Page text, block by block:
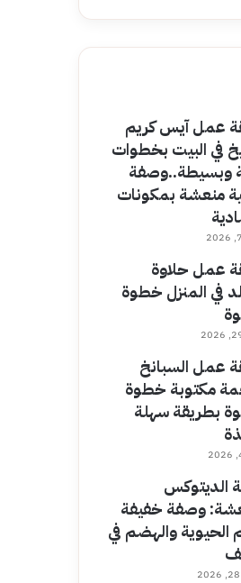
عمل آيس كريم
في البيت بخطوات
وبسيطة..وصفة
منعشة بمكونات
عمل حلاوة
في المنزل خطوة
عمل السبانخ
مكتوبة خطوة
بطريقة سهلة
الديتوكس
وصفة خفيفة
الحيوية والهضم في